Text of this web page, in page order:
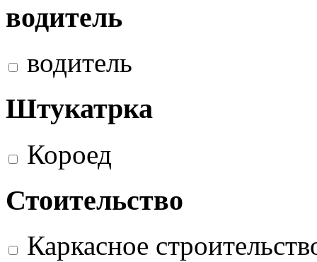
водитель
водитель
Штукатрка
Короед
Стоительство
Каркасное